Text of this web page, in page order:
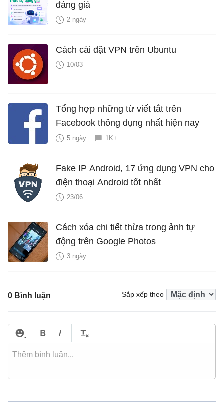
đáng giá
2 ngày
Cách cài đặt VPN trên Ubuntu
10/03
Tổng hợp những từ viết tắt trên
Facebook thông dụng nhất hiện nay
5 ngày 1K+
Fake IP Android, 17 ứng dụng VPN cho
điện thoại Android tốt nhất
23/06
Cách xóa chi tiết thừa trong ảnh tự
động trên Google Photos
3 ngày
0 Bình luận Sắp xếp theo